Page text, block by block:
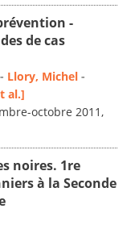
-
de cas
- Llory, Michel -
al.]
octobre 2011,
noires. 1re
à la Seconde